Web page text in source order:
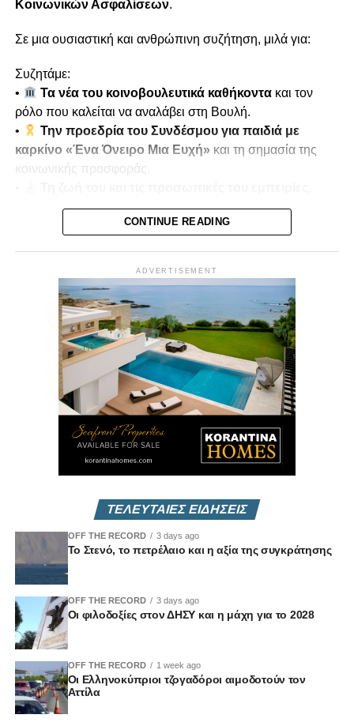
Κοινωνικών Ασφαλίσεων.
Σε μια ουσιαστική και ανθρώπινη συζήτηση, μιλά για:
Συζητάμε:
•
Τα νέα του κοινοβουλευτικά καθήκοντακαι τον
ρόλο που καλείται να αναλάβει στη Βουλή.
•
Την προεδρία του Συνδέσμου για παιδιά με
καρκίνο «Ένα Όνειρο Μια Ευχή» και τη σημασία της
κοινωνικής προσφοράς.
μιλώντας ανοιχτά για τον τραυματισμό του κατά την
τουρκική εισβολή του 1974.
Παρουσιάζει οΜίκης Κασάπης
Δευτέρα 22/12 στις 7μμ
Vouli Report— αποκλειστικά στοVouli.TV
CONTINUE READING
ADVERTISEMENT
ΤΕΛΕΥΤΑΙΕΣ ΕΙΔΗΣΕΙΣ
OFF THE RECORD 3 days ago
Το Στενό, το πετρέλαιο και η αξία της συγκράτησης
OFF THE RECORD 3 days ago
Οι φιλοδοξίες στον ΔΗΣΥ και η μάχη για το 2028
OFF THE RECORD 1 week ago
Οι Ελληνοκύπριοι τζογαδόροι αιμοδοτούν τον
Αττίλα